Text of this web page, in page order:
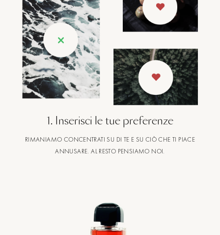
1. Inserisci le tue preferenze
RIMANIAMO CONCENTRATI SU DI TE E SU CIÒ CHE TI PIACE
ANNUSARE. AL RESTO PENSIAMO NOI.